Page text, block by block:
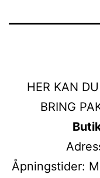
HER KAN
BRING
Åpningstider: